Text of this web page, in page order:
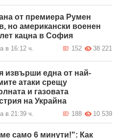
от премиера Румен
но американски военен
кацна в София
в 16:12 ч. 38 221
152
извърши една от най-
атаки срещу
и газовата
на Украйна
в 21:39 ч. 10 539
188
само 6 минути!": Как